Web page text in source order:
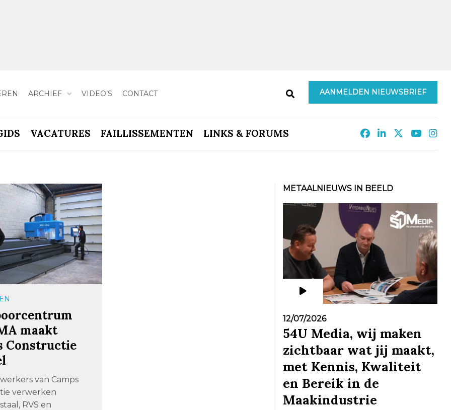
ARCHIEF VIDEO’S CONTACT AANMELDEN NIEUWSBRIEF
VACATURES FAILLISSEMENTEN LINKS & FORUMS
maakt
Constructie
van Camps
verwerken
RVS en
METAALNIEUWS IN BEELD
12/07/2026
54U Media, wij maken
zichtbaar wat jij maakt,
met Kennis, Kwaliteit
en Bereik in de
Maakindustrie